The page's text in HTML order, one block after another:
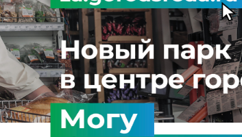
от государства
потенциал на